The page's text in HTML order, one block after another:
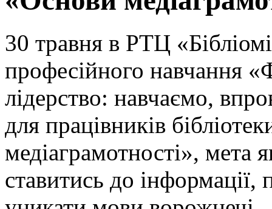
30 травня в РТЦ
професійного навчання
лідерство: навчаємо,
для працівників
медіаграмотності», мета
ставитись до